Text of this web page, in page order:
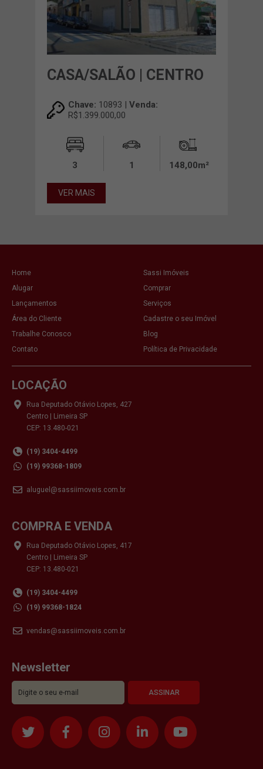
CASA/SALÃO | CENTRO
Chave: 10893 | Venda:
R$1.399.000,00
3 1 148,00m²
VER MAIS
Home
Sassi Imóveis
Alugar
Comprar
Lançamentos
Serviços
Área do Cliente
Cadastre o seu Imóvel
Trabalhe Conosco
Blog
Contato
Política de Privacidade
LOCAÇÃO
Rua Deputado Otávio Lopes, 427
Centro | Limeira SP
CEP: 13.480-021
(19) 3404-4499
(19) 99368-1809
aluguel@sassiimoveis.com.br
COMPRA E VENDA
Rua Deputado Otávio Lopes, 417
Centro | Limeira SP
CEP: 13.480-021
(19) 3404-4499
(19) 99368-1824
vendas@sassiimoveis.com.br
Newsletter